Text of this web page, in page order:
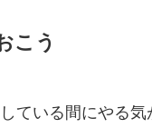
こう
ている間にやる